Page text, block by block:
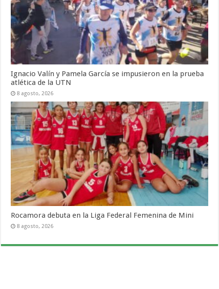
Ignacio Valín y Pamela García se impusieron en la prueba
atlética de la UTN
8 agosto, 2026
Rocamora debuta en la Liga Federal Femenina de Mini
8 agosto, 2026